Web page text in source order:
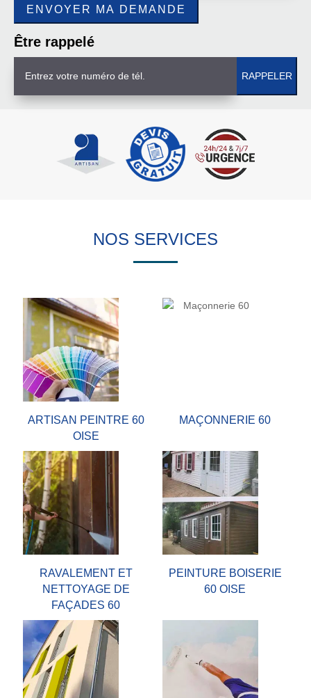
Être rappelé
NOS SERVICES
ARTISAN PEINTRE 60
OISE
MAÇONNERIE 60
RAVALEMENT ET
NETTOYAGE DE
FAÇADES 60
PEINTURE BOISERIE
60 OISE